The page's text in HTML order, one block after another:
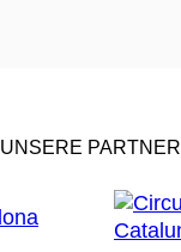
UNSERE PARTNER